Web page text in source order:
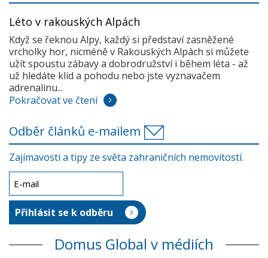
Léto v rakouských Alpách
Když se řeknou Alpy, každý si představí zasněžené
vrcholky hor, nicméně v Rakouských Alpách si můžete
užít spoustu zábavy a dobrodružství i během léta - až
už hledáte klid a pohodu nebo jste vyznavačem
adrenalinu...
Pokračovat ve čtení
Odběr článků e-mailem
Zajímavosti a tipy ze světa zahraničních nemovitostí.
Domus Global v médiích